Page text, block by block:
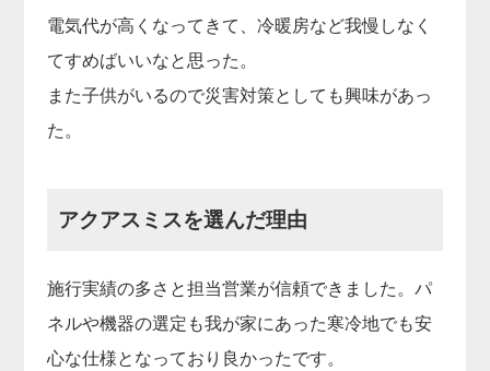
電気代が高くなってきて、冷暖房など我慢しなく
てすめばいいなと思った。
また子供がいるので災害対策としても興味があっ
た。
アクアスミスを選んだ理由
施行実績の多さと担当営業が信頼できました。パ
ネルや機器の選定も我が家にあった寒冷地でも安
心な仕様となっており良かったです。